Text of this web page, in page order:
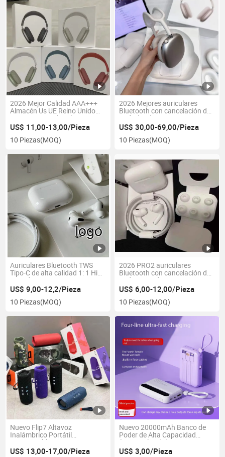
2026 Mejor Calidad AAA+++
Almacén Us UE Reino Unido
Anc PRO 2 3 Cápsulas Tws
Aire PRO2 PRO3 Max 4
Auriculares Inalámbricos
Estéreo Bluetooth Auriculares
US$ 11,00-13,00/Pieza
10 Piezas(MOQ)
2026 Mejores auriculares
Bluetooth con cancelación de
ruido (1: 1)
US$ 30,00-69,00/Pieza
10 Piezas(MOQ)
Auriculares Bluetooth TWS
Tipo-C de alta calidad 1: 1 HiFi
para deportes
US$ 9,00-12,2/Pieza
10 Piezas(MOQ)
2026 PRO2 auriculares
Bluetooth con cancelación de
ruido intrauditiva
US$ 6,00-12,00/Pieza
10 Piezas(MOQ)
Nuevo Flip7 Altavoz
Inalámbrico Portátil
Impermeable para Exterior con
Subwoofer
US$ 13,00-17,00/Pieza
Nuevo 20000mAh Banco de
Poder de Alta Capacidad
(personalizado)
US$ 3,00/Pieza